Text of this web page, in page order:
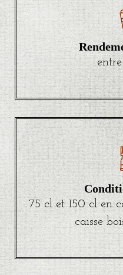
75 cl et 150 cl en
caisse